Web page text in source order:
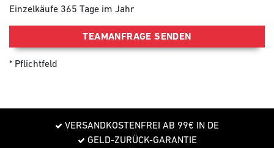
Einzelkäufe 365 Tage im Jahr
TEAMANFRAGE SENDEN
Pflichtfeld
VERSANDKOSTENFREI AB 99€ IN DE
GELD-ZURÜCK-GARANTIE